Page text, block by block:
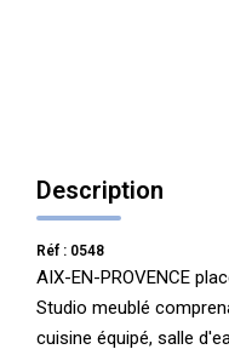
Description
Réf : 0548
AIX-EN-PROVENCE
Studio meublé
cuisine équipé, salle